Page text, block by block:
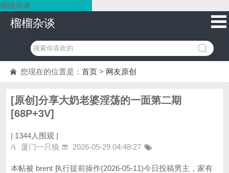
榴榴杂谈
榴榴杂谈
您现在的位置是： 首页 > 网友原创
[原创]分享大奶老婆淫荡的一面第二期
[68P+3V]
| 1344人围观 |
厦门一只狼
2026-05-29 04:48:27
本帖被 brent 执行提前操作(2026-05-11)今日投稿男主，家有